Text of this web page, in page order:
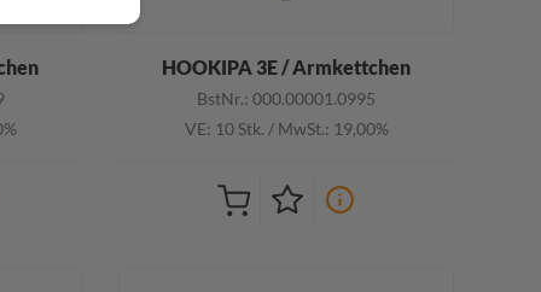
HOOKIPA 3E / Armkettchen
BstNr.: 000.00001.0995
VE: 10 Stk. / MwSt.: 19,00%